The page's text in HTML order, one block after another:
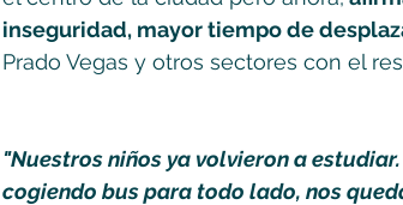
inseguridad, mayor tiempo de
Prado Vegas y otros sectores con el
"Nuestros niños ya volvieron a
cogiendo bus para todo lado, nos